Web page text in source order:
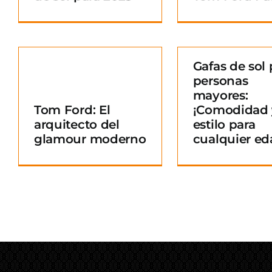
Tom Ford: El
arquitecto del
glamour moderno
¡Comodidad y
estilo para
cualquier edad!
Gafas de sol
personas
mayores:
¡Comodidad
estilo para
cualquier